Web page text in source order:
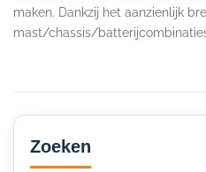
maken. Dankzij het aanzienlijk
mast/chassis/
Secondary
Sidebar
Zoeken